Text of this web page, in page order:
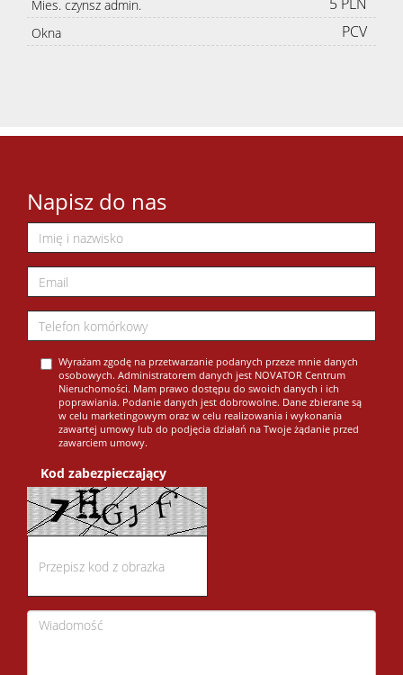
Mies. czynsz admin. 5 PLN
Okna PCV
Napisz do nas
Wyrażam zgodę na przetwarzanie podanych przeze mnie danych
osobowych. Administratorem danych jest NOVATOR Centrum
Nieruchomości. Mam prawo dostępu do swoich danych i ich
poprawiania. Podanie danych jest dobrowolne. Dane zbierane są
w celu marketingowym oraz w celu realizowania i wykonania
zawartej umowy lub do podjęcia działań na Twoje żądanie przed
zawarciem umowy.
Kod zabezpieczający